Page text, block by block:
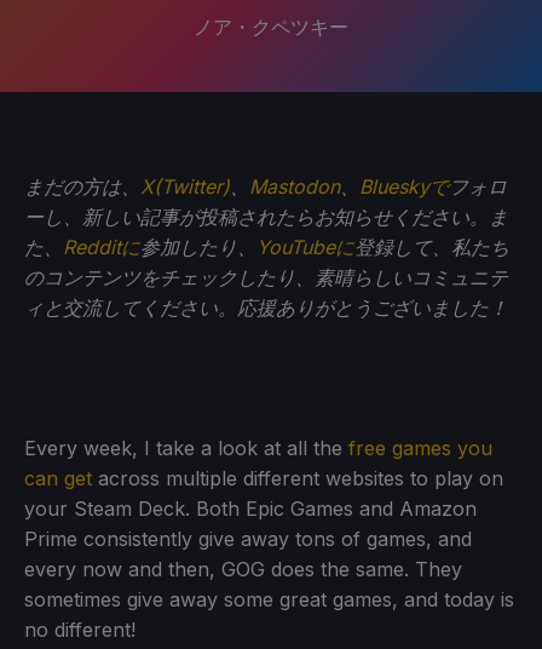
ノア・クペツキー
まだの方は、 X(Twitter) Mastodon、 Blueskyでフォロ
ーし、新しい記事が投稿されたらお知らせください。ま
た、 Redditに参加したり、 YouTubeに登録して、私たち
のコンテンツをチェックしたり、素晴らしいコミュニテ
ィと交流してください。応援ありがとうございました！
Every week, I take a look at all the free games you
can get across multiple different websites to play on
your Steam Deck. Both Epic Games and Amazon
Prime consistently give away tons of games, and
every now and then, GOG does the same. They
sometimes give away some great games, and today is
no different!